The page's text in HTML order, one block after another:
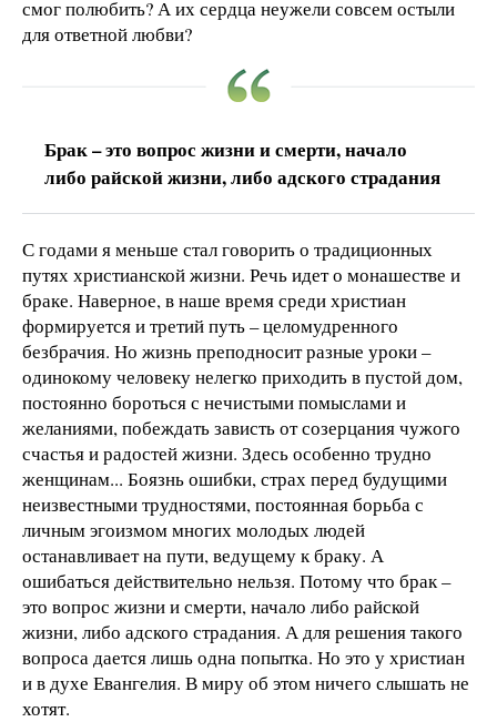
смог полюбить? А их сердца неужели совсем остыли
для ответной любви?
Брак – это вопрос жизни и смерти, начало
либо райской жизни, либо адского страдания
С годами я меньше стал говорить о традиционных
путях христианской жизни. Речь идет о монашестве и
браке. Наверное, в наше время среди христиан
формируется и третий путь – целомудренного
безбрачия. Но жизнь преподносит разные уроки –
одинокому человеку нелегко приходить в пустой дом,
постоянно бороться с нечистыми помыслами и
желаниями, побеждать зависть от созерцания чужого
счастья и радостей жизни. Здесь особенно трудно
женщинам... Боязнь ошибки, страх перед будущими
неизвестными трудностями, постоянная борьба с
личным эгоизмом многих молодых людей
останавливает на пути, ведущему к браку. А
ошибаться действительно нельзя. Потому что брак –
это вопрос жизни и смерти, начало либо райской
жизни, либо адского страдания. А для решения такого
вопроса дается лишь одна попытка. Но это у христиан
и в духе Евангелия. В миру об этом ничего слышать не
хотят.